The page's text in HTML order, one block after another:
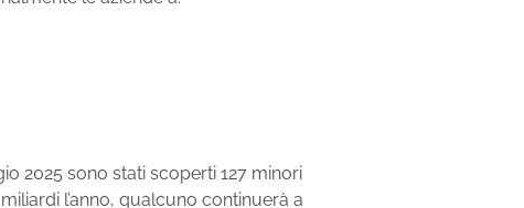
2025 sono stati scoperti 127 minori
l’anno, qualcuno continuerà a